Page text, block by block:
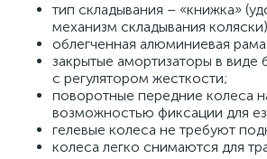
тип складывания – «книжка»
механизм складывания
облегченная алюминиевая
закрытые амортизаторы в виде
с регулятором жесткости;
поворотные передние колеса
возможностью фиксации для
гелевые колеса не требуют
колеса легко снимаются для